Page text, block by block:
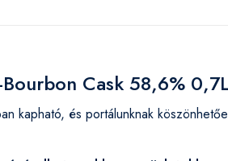
Cask 58,6%
kapható, és portálunknak